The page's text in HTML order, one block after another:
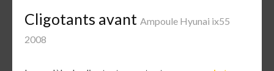
Cligotants avant Ampoule Hyunai ix55
2008